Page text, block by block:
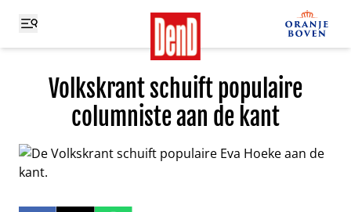
Volkskrant schuift populaire
columniste aan de kant